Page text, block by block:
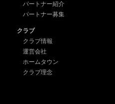
パートナー紹介
パートナー募集
クラブ
クラブ情報
運営会社
ホームタウン
クラブ理念